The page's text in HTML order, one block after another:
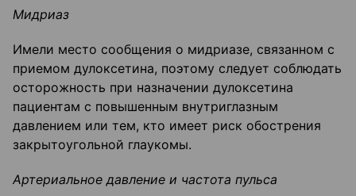
Мидриаз
Имели место сообщения о мидриазе, связанном с
приемом дулоксетина, поэтому следует соблюдать
осторожность при назначении дулоксетина
пациентам с повышенным внутриглазным
давлением или тем, кто имеет риск обострения
закрытоугольной глаукомы.
Артериальное давление и частота пульса